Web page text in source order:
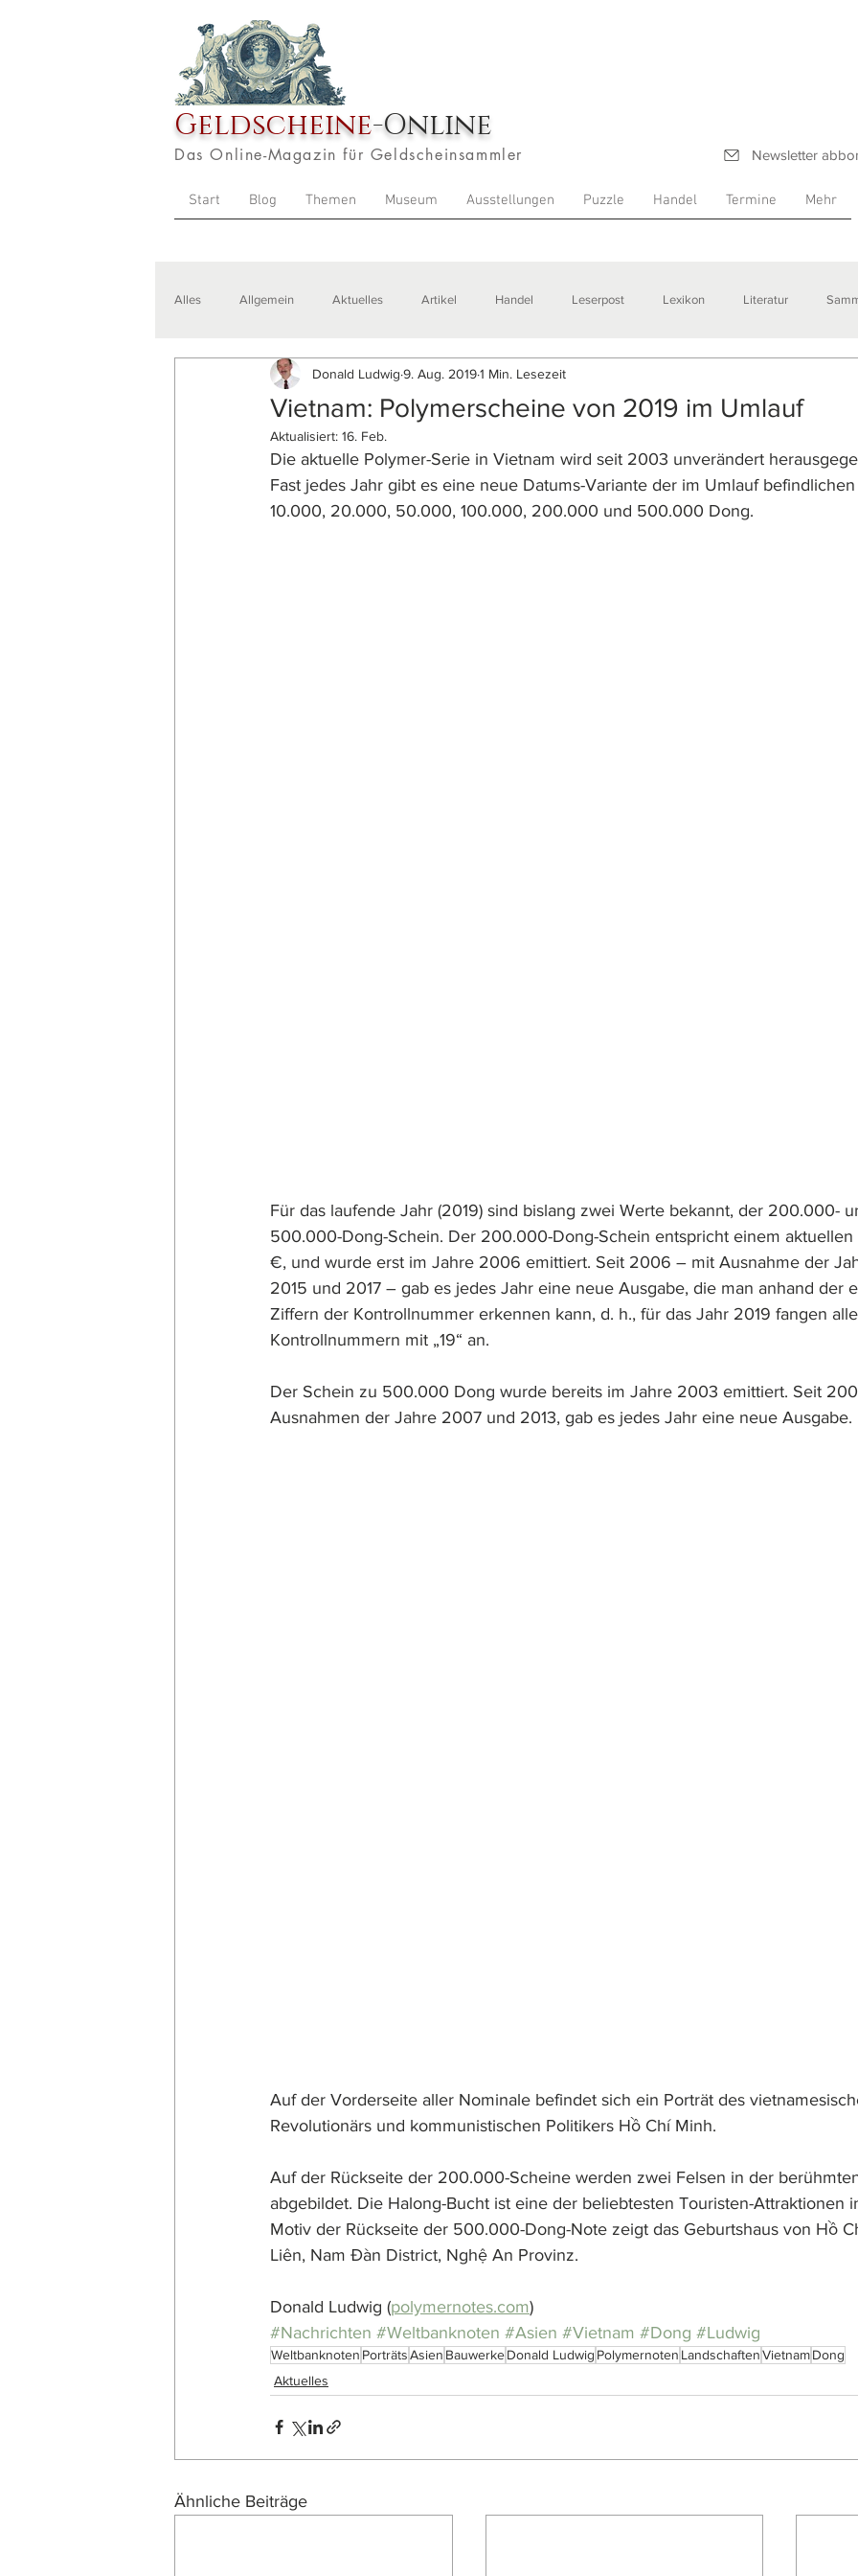
Geldscheine-Online
Das Online-Magazin für Geldscheinsammler Newsletter
Start Blog Themen Museum Ausstellungen Puzzle Handel Termine Mehr
Alles Allgemein Aktuelles Artikel Handel Leserpost Lexikon Literatur
Veranstaltungen Zitate Ausstellungen
Vietnam: Polymerscheine von 2019 im Umlauf
Donald Ludwig 9. Aug. 20191 Min. Lesezeit
Aktualisiert: 16. Feb.
Die aktuelle Polymer-Serie in Vietnam wird seit 2003 unverändert
Fast jedes Jahr gibt es eine neue Datums-Variante der im Umlauf
10.000, 20.000, 50.000, 100.000, 200.000 und 500.000 Dong.
Für das laufende Jahr (2019) sind bislang zwei Werte bekannt, der 200.000-
500.000-Dong-Schein. Der 200.000-Dong-Schein entspricht einem
€, und wurde erst im Jahre 2006 emittiert. Seit 2006 – mit Ausnahme der
2015 und 2017 – gab es jedes Jahr eine neue Ausgabe, die man anhand der
Ziffern der Kontrollnummer erkennen kann, d. h., für das Jahr 2019 fangen
Kontrollnummern mit „19“ an.
Der Schein zu 500.000 Dong wurde bereits im Jahre 2003 emittiert. Seit
Ausnahmen der Jahre 2007 und 2013, gab es jedes Jahr eine neue Ausgabe.
Auf der Vorderseite aller Nominale befindet sich ein Porträt des
Revolutionärs und kommunistischen Politikers Hồ Chí Minh.
Auf der Rückseite der 200.000-Scheine werden zwei Felsen in der
abgebildet. Die Halong-Bucht ist eine der beliebtesten Touristen-Attraktionen
Motiv der Rückseite der 500.000-Dong-Note zeigt das Geburtshaus von Hồ
Liên, Nam Đàn District, Nghệ An Provinz.
Donald Ludwig (polymernotes.com)
#Nachrichten #Weltbanknoten #Asien #Vietnam #Dong #Ludwig
Weltbanknoten PorträtsAsien BauwerkeDonald Ludwig Polymernoten LandschaftenVietnamDong
Aktuelles
Ähnliche Beiträge